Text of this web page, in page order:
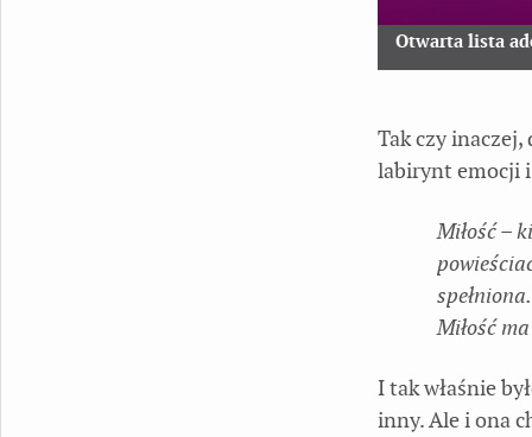
Otwarta lista
Tak czy
labirynt emocji
Miłość –
Miłość
I tak właśnie
inny. Ale i ona